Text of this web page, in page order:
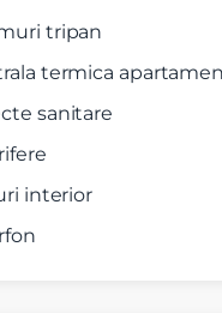
tripan
termica
sanitare
interior
de acord cu
prelucrarea